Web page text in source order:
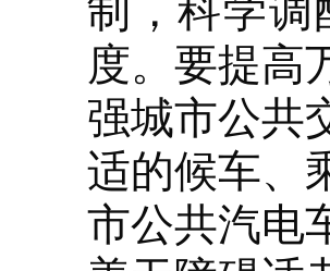
制，科学调
度。要提高
强城市公共
适的候车、
市公共汽电